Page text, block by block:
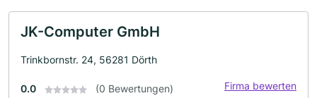
JK-Computer GmbH
Trinkbornstr. 24, 56281 Dörth
0.0 (0 Bewertungen) Firma bewerten